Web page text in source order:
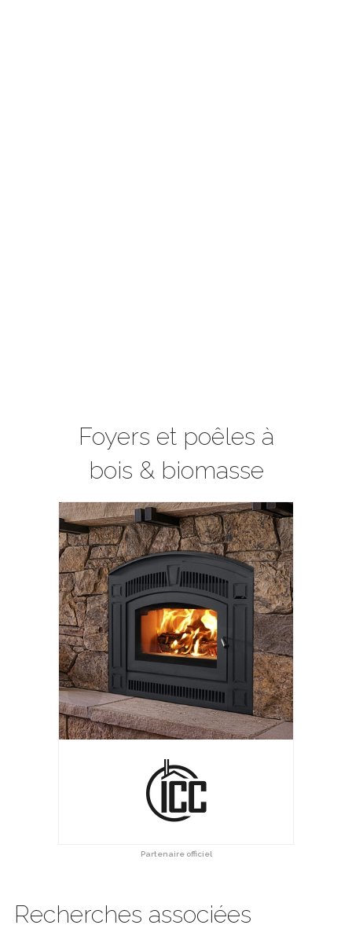
Foyers et poêles à
bois & biomasse
Partenaire officiel
Recherches associées